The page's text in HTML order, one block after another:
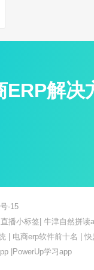
ERP解决
-15
播小标签| 牛津自然拼读
| 电商erp软件前十名 | 快
|PowerUp学习app